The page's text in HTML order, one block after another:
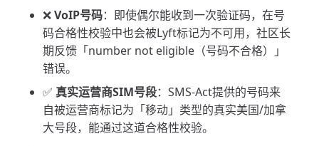
❌VoIP号码：即使偶尔能收到一次验证码，在号
码合格性校验中也会被Lyft标记为不可用，社区长
期反馈「number not eligible（号码不合格）」
错误。
✅ 真实运营商SIM号段：SMS-Act提供的号码来
自被运营商标记为「移动」类型的真实美国/加拿
大号段，能通过这道合格性校验。